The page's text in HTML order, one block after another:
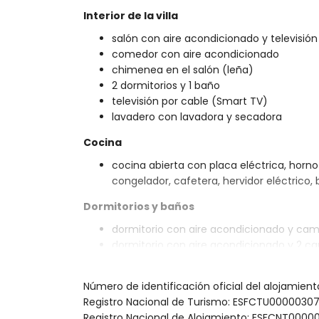
Interior de la villa
salón con aire acondicionado y televisión
comedor con aire acondicionado
chimenea en el salón (leña)
2 dormitorios y 1 baño
televisión por cable (Smart TV)
lavadero con lavadora y secadora
Cocina
cocina abierta con placa eléctrica,
congelador, cafetera, hervidor eléctrico,
Dormitorios y baños
dormitorio con aire acondicionado y
dormitorio con aire acondicionado y 2
Exterior de la villa
parcela grande y cerrada
Número de identificación oficial del
Registro Nacional de Turismo: